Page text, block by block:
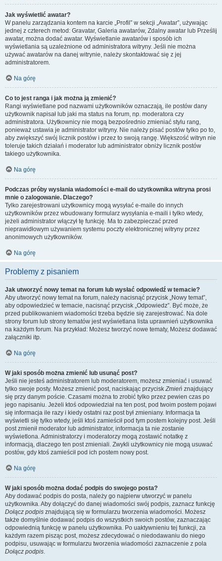
Jak wyświetlić awatar?
W panelu zarządzania kontem na karcie „Profil” w sekcji „Awatar”, używając
jednej z czterech metod: Gravatar, Galeria awatarów, Zdalny awatar lub Prześlij
awatar, można dodać awatar. Wyświetlanie awatarów i sposób ich
wyświetlania są uzależnione od administratora witryny. Jeśli nie można
używać awatarów na danej witrynie, należy skontaktować się z jej
administratorem.
Na górę
Co to jest ranga i jak można ją zmienić?
Rangi wyświetlane pod nazwami użytkowników oznaczają, ile postów dany
użytkownik napisał lub jaki ma status na forum, np. moderatora czy
administratora. Użytkownicy nie mogą bezpośrednio zmieniać stylu rang,
ponieważ ustawia je administrator witryny. Nie należy pisać postów tylko po to,
aby zwiększyć swój licznik postów i przez to swoją rangę. Większość witryn nie
toleruje takich działań i moderator lub administrator obniży licznik postów
takiego użytkownika.
Na górę
Podczas próby wysłania wiadomości e-mail do użytkownika witryna prosi
mnie o zalogowanie. Dlaczego?
Tylko zarejestrowani użytkownicy mogą wysyłać e-maile do innych
użytkowników przez wbudowany formularz wysyłania e-maili i tylko wtedy,
jeżeli administrator włączył tę funkcję. Ma to zabezpieczać przed
nieprawidłowym używaniem systemu poczty elektronicznej witryny przez
anonimowych użytkowników.
Na górę
Problemy z pisaniem
Jak utworzyć nowy temat na forum lub wysłać odpowiedź w temacie?
Aby utworzyć nowy temat na forum, należy nacisnąć przycisk „Nowy temat”,
aby odpowiedzieć w temacie, nacisnąć przycisk „Odpowiedz”. Być może, że
przed publikowaniem wiadomości trzeba będzie się zarejestrować. Na dole
strony forum lub strony tematów jest wyświetlana lista uprawnień użytkownika
na każdym forum. Na przykład: Możesz tworzyć nowe tematy, Możesz dodawać
załączniki itp.
Na górę
W jaki sposób można zmienić lub usunąć post?
Jeśli nie jesteś administratorem lub moderatorem, możesz zmieniać i usuwać
tylko swoje posty. Możesz zmienić post, naciskając przyciskZmień znajdujący
się przy danym poście. Czasami można to zrobić tylko przez pewien czas po
jego napisaniu. Jeżeli ktoś odpowiedział na ten post, pod twoim postem pojawi
się informacja ile razy i kiedy ostatni raz post był zmieniany. Informacja ta
wyświetli się tylko wtedy, jeśli ktoś zamieścił pod tym postem kolejny post. Jeśli
post zmienił moderator lub administrator, informacja ta nie zostanie
wyświetlona. Administratorzy i moderatorzy mogą zostawić notatkę z
informacją, dlaczego ten post zmieniali. Zwykli użytkownicy nie mogą usuwać
postów, gdy ktoś zamieścił pod ich postem nowy post.
Na górę
W jaki sposób można dodać podpis do swojego posta?
Aby dodawać podpis do posta, należy go najpierw utworzyć w panelu
użytkownika. Aby dołączyć do danej wiadomości swój podpis, zaznacz funkcję
Dołącz podpis znajdującą się w formularzu tworzenia wiadomości. Możesz
także domyślnie dodawać podpis do wszystkich swoich postów, zaznaczając
odpowiednią funkcję w panelu użytkownika. Po uaktywnieniu tej funkcji, za
każdym razem pisząc post, możesz zdecydować o niedodawaniu do niego
podpisu, usuwając w formularzu tworzenia wiadomości zaznaczenie z pola
Dołącz podpis.